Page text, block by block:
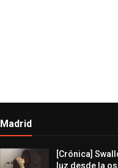
Madrid
[Crónica]
luz desde la